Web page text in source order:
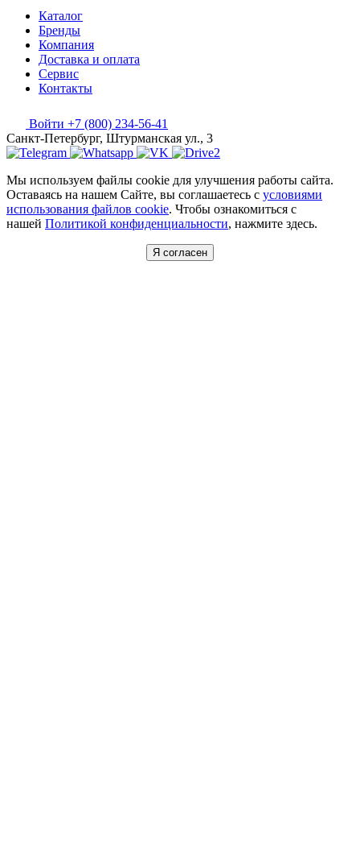
Каталог
Бренды
Компания
Доставка и оплата
Сервис
Контакты
Войти +7 (800) 234-56-41
Санкт-Петербург, Штурманская ул., 3
Мы используем файлы cookie для улучшения работы сайта.
Оставаясь на нашем Сайте, вы соглашаетесь с условиями
использования файлов cookie. Чтобы ознакомиться с
нашей Политикой конфиденциальности, нажмите здесь.
Я согласен